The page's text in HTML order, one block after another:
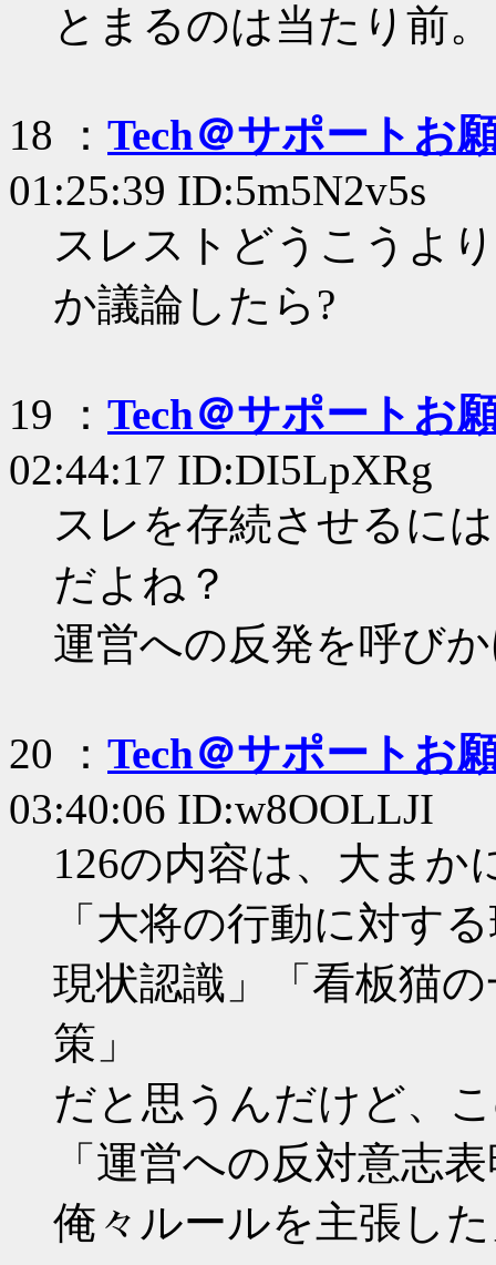
とまるのは当たり前。
18 ： Tech＠サポートお
01:25:39 ID:5m5N2v5s
スレストどうこうよ
か議論したら?
19 ： Tech＠サポートお
02:44:17 ID:DI5LpXRg
スレを存続させるに
だよね？
運営への反発を呼び
20 ： Tech＠サポートお
03:40:06 ID:w8OOLLJI
126の内容は、大まか
「大将の行動に対す
現状認識」「看板猫
策」
だと思うんだけど、
「運営への反対意志
俺々ルールを主張し